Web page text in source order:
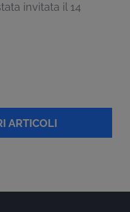
invitata il 14
ARTICOLI